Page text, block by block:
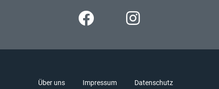
Über uns Impressum
Datenschutz